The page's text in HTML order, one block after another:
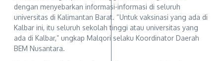
dengan menyebarkan informasi-informasi di seluruh
universitas di Kalimantan Barat. “Untuk vaksinasi yang ada di
Kalbar ini, itu seluruh sekolah tinggi atau universitas yang
ada di Kalbar,” ungkap Malqori selaku Koordinator Daerah
BEM Nusantara.